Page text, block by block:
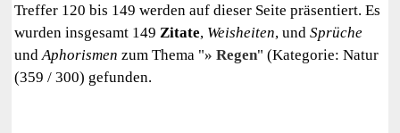
Treffer 120 bis 149 werden auf dieser Seite präsentiert. Es
wurden insgesamt 149 Zitate, Weisheiten, undSprüche
undAphorismen zum Thema " Regen" (Kategorie: Natur
(359 / 300) gefunden.